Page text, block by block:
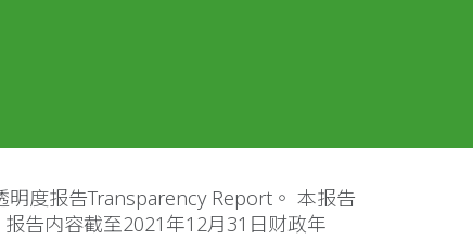
度报告Transparency Report。 本报告
告内容截至2021年12月31日财政年